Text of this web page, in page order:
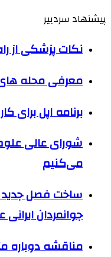
پیشنهاد سردبیر
نکات پزشکی از
معرفی محله
برنامه اپل برای
شورای عالی
می‌کنیم
ساخت فصل جدید
جوانمردان ایرانی
مناقشه دوباره